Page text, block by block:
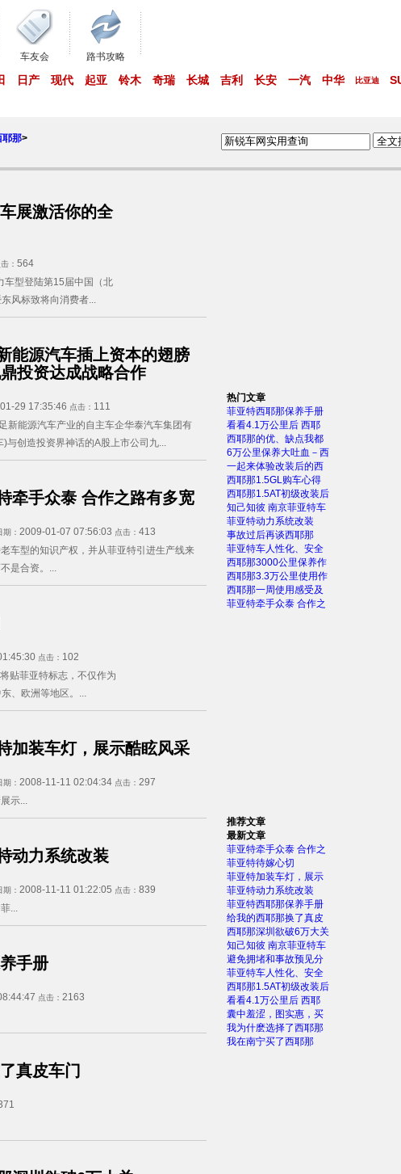
车友会 路书攻略
日产 现代 起亚 铃木 奇瑞 长城 吉利 长安 一汽 中华 比亚迪
耶那>
展激活你的全
： 564
车型登陆第15届中国（北
风标致将向消费者...
能源汽车插上资本的翅膀
投资达成战略合作
29 17:35:46 点击： 111
新能源汽车产业的自主车企华泰汽车集团有
)与创造投资界神话的A股上市公司九...
牵手众泰 合作之路有多宽
期： 2009-01-07 07:56:03 点击： 413
车型的知识产权，并从菲亚特引进生产线来
是合资。...
点击： 102
贴菲亚特标志，不仅作为
、欧洲等地区。...
加装车灯，展示酷眩风采
期： 2008-11-11 02:04:34 点击： 297
示...
动力系统改装
期： 2008-11-11 01:22:05 点击： 839
...
手册
点击： 2163
真皮车门
热门文章
菲亚特西耶那保养手册
看看4.1万公里后 西耶
西耶那的优、缺点我都
6万公里保养大吐血－西
一起来体验改装后的西
西耶那1.5GL购车心得
西耶那1.5AT初级改装后
知己知彼 南京菲亚特车
菲亚特动力系统改装
事故过后再谈西耶那
菲亚特车人性化、安全
西耶那3000公里保养作
西耶那3.3万公里使用作
西耶那一周使用感受及
菲亚特牵手众泰 合作之
推荐文章
最新文章
菲亚特牵手众泰 合作之
菲亚特待嫁心切
菲亚特加装车灯，展示
菲亚特动力系统改装
菲亚特西耶那保养手册
给我的西耶那换了真皮
西耶那深圳欲破6万大关
知己知彼 南京菲亚特车
避免拥堵和事故预见分
菲亚特车人性化、安全
西耶那1.5AT初级改装后
看看4.1万公里后 西耶
囊中羞涩，图实惠，买
我为什麽选择了西耶那
我在南宁买了西耶那